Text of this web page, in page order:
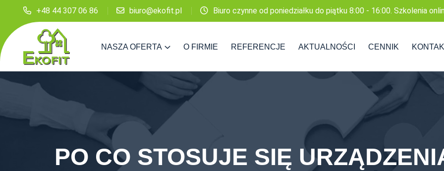
+48 44 307 06 86 biuro@ekofit.pl Biuro czynne od poniedziałku do piątku 8:00 - 16:00. Szkolenia
NASZA OFERTA O FIRMIE REFERENCJE AKTUALNOŚCI CENNIK
PO CO STOSUJE SIĘ